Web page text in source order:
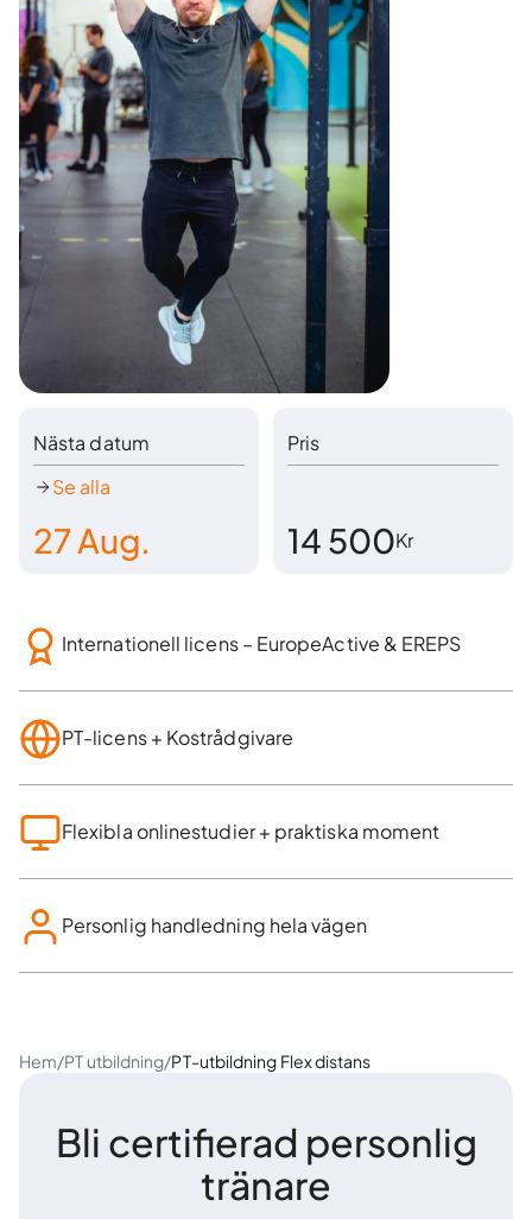
Nästa datum
Se alla
27Aug.
Pris
14 500Kr
Internationell licens – EuropeActive & EREPS
PT-licens + Kostrådgivare
Flexibla onlinestudier + praktiska moment
Personlig handledning hela vägen
Hem/PT utbildning/PT-utbildning Flex distans
Bli certifierad personlig
tränare